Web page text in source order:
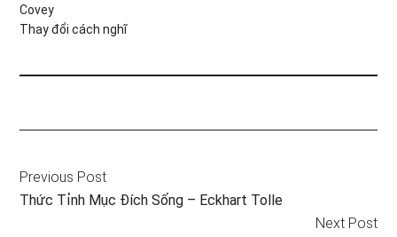
Covey
Thay đổi cách nghĩ
Previous Post
Thức Tỉnh Mục Đích Sống – Eckhart Tolle
Next Post